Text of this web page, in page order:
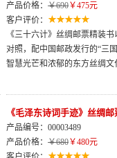
产品价格： ￥690￥475元
客户评价：
《三十六计》丝绸邮票精装
对照，配中国邮政发行的“三
智慧光芒和浓郁的东方丝绸文
《毛泽东诗词手迹》丝绸
产品编号：00003489
产品价格： ￥680￥480元